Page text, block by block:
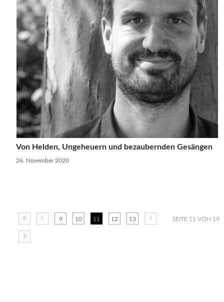
Von Helden, Ungeheuern und bezaubernden Gesängen
26. November 2020
SEITE 11 VON 19
« ‹ 9 10 11 12 13
›
»